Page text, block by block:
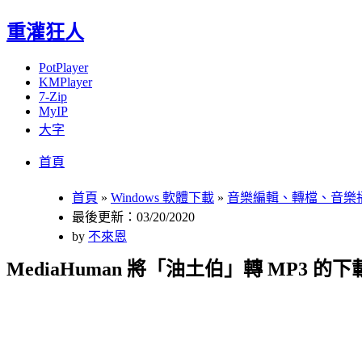
重灌狂人
PotPlayer
KMPlayer
7-Zip
MyIP
大字
首頁
首頁 » Windows 軟體下載 » 音樂編輯、轉檔、音樂
最後更新：03/20/2020
by 不來恩
MediaHuman 將「油土伯」轉 MP3 的下